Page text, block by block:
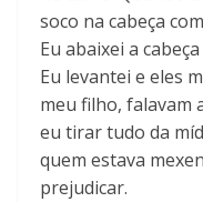
soco na cabeça
Eu abaixei a
Eu levantei e eles
meu filho, falavam
eu tirar tudo da
quem estava
prejudicar.